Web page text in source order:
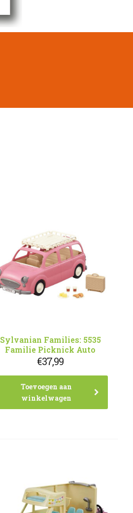
Sylvanian Families: 5535
Familie Picknick Auto
€37,99
Toevoegen aan
winkelwagen